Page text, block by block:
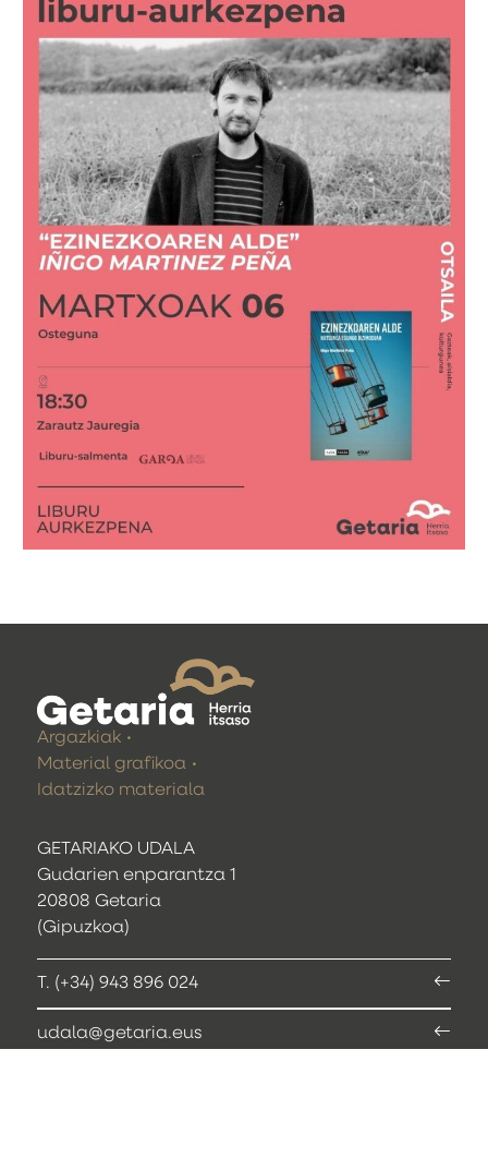
GETARIAKO UDALA
Gudarien enparantza 1
20808 Getaria
(Gipuzkoa)
T. (+34) 943 896 024
udala@getaria.eus
Argazkiak
Material grafikoa
Idatzizko materiala